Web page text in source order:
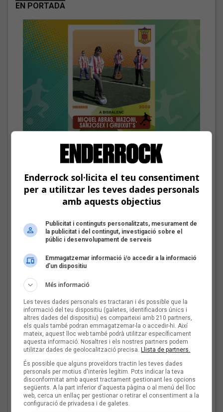
EN PORTADA
El cromo de Miquel Abras, Mazoni, Sanjosex i The Gruixut’s
Les veus dels himnes del futbol
català: Miquel Abras, Mazoni,
Sanjosex i The Gruixut’s
Fins a finals d'agost, repassarem diferents himnes que els
descobreix els
Tot a punt per la Plaça
del Folk 2026
Les veus dels himnes del
futbol català: Carles
Cases
Enderrock sol·licita el teu consentiment
per a utilitzar les teves dades personals
amb aquests objectius
Publicitat i continguts personalitzats, mesurament de
la publicitat i del contingut, investigació sobre el
públic i desenvolupament de serveis
Emmagatzemar informació i/o accedir a la informació
d’un dispositiu
Més informació
Les teves dades personals es tractaran i és possible que la
informació del teu dispositiu (galetes, identificadors únics i
altres dades del dispositiu) es comparteixi amb 210 partners,
els quals també podran emmagatzemar-la o accedir-hi. Així
mateix, aquest lloc web també podrà utilitzar específicament
aquesta informació. Nosaltres i els nostres partners podem
utilitzar dades de geolocalització precisa.Llista de partners.
És possible que alguns proveïdors tractin les teves dades
personals per motius d'interès legítim. Pots indicar la teva
disconformitat amb aquest tractament gestionant les opcions
següents. A la part inferior d'aquesta pàgina o al menú del lloc
web, cerca un enllaç per gestionar o retirar el consentiment a la
configuració de privadesa i de galetes.